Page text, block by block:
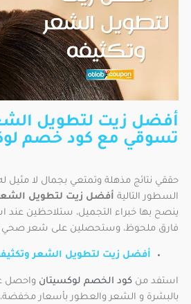
أفضل زيت لتطويل
تسوقي مع كود خصم
حققي نتائج مذهلة وتمتعي بجمال لا
السطور التالية أفضل زيت لتطويل
ينصح بها خبراء التجميل، ستلاحظين عند
فارق ملحوظ، وستحصلين على شعر صحي
أفضل زيت لتطويل الشعر
استفد من كود الخصم لوكسيتان واحصل
بالبشرة و الشعر والعطور بأسعار